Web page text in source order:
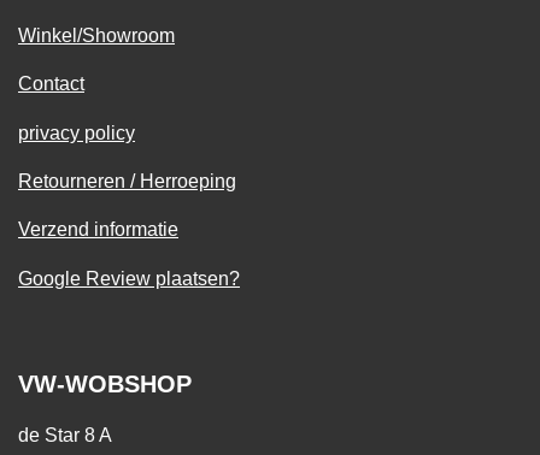
Winkel/Showroom
Contact
privacy policy
Retourneren / Herroeping
Verzend informatie
Google Review plaatsen?
VW-WOBSHOP
de Star 8 A